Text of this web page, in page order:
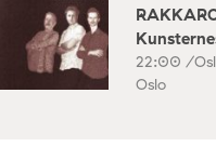
22:00 /
Oslo